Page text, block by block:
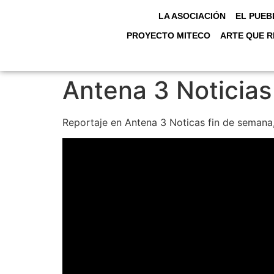
LA ASOCIACIÓN
EL
PROYECTO MITECO
ARTE QUE
Antena 3
Reportaje en Antena 3 Noticas fin de